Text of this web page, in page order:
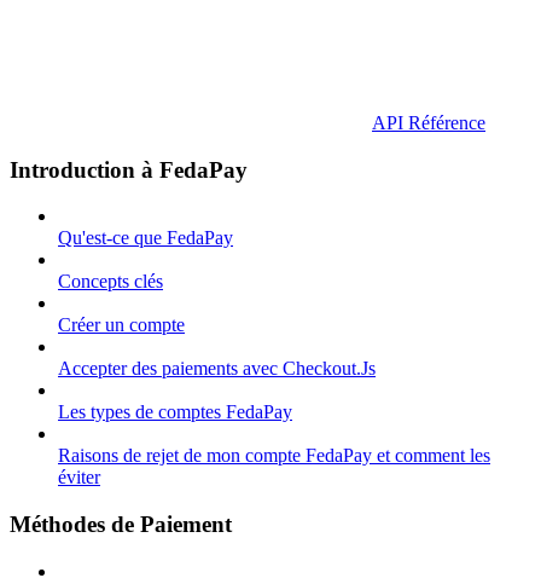
API Référence
Introduction à FedaPay
Qu'est-ce que FedaPay
Concepts clés
Créer un compte
Accepter des paiements avec Checkout.Js
Les types de comptes FedaPay
Raisons de rejet de mon compte FedaPay et comment les
éviter
Méthodes de Paiement